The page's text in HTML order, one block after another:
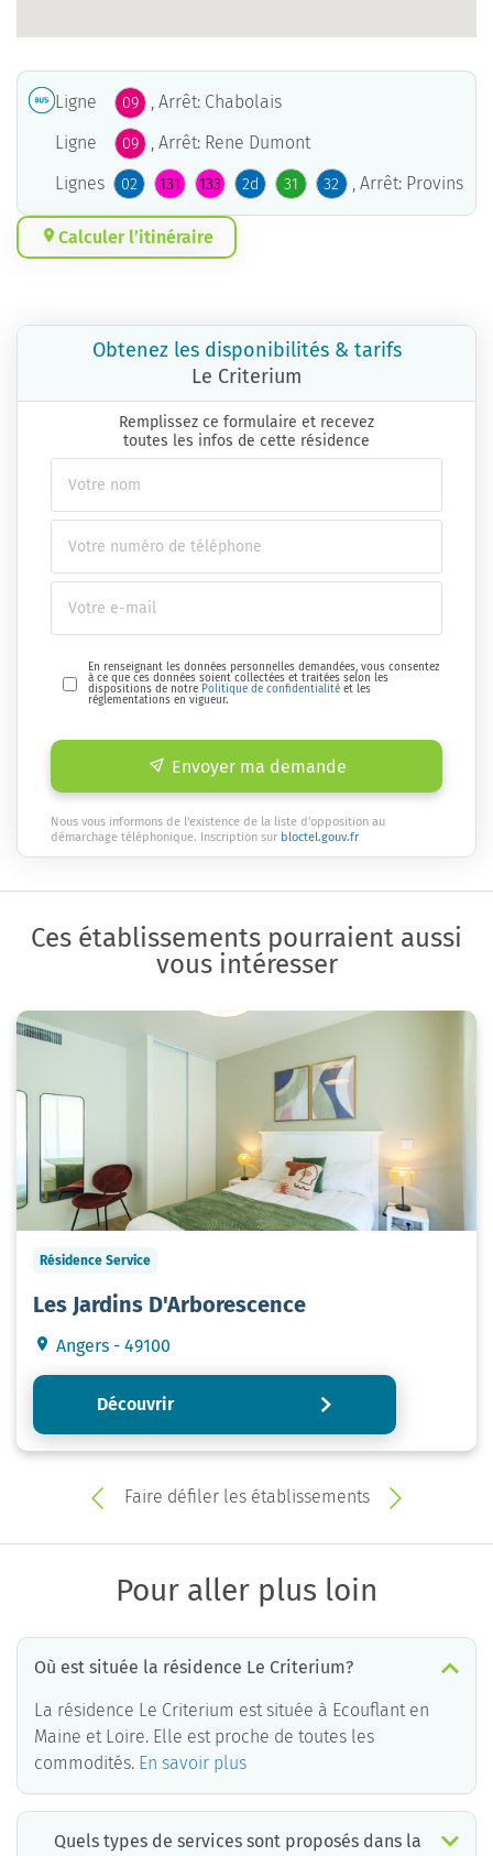
Ligne 09
, Arrêt: Chabolais
Ligne
09
, Arrêt: Rene Dumont
Lignes
02 131 133 2d 31 32 , Arrêt: Provins
Calculer l’itinéraire
Obtenez les disponibilités & tarifs
Le Criterium
Remplissez ce formulaire et recevez
toutes les infos de cette résidence
En renseignant les données personnelles demandées, vous consentez
à ce que ces données soient collectées et traitées selon les
dispositions de notre Politique de confidentialité et les
réglementations en vigueur.
Envoyer ma demande
Nous vous informons de l'existence de la liste d'opposition au
démarchage téléphonique. Inscription sur bloctel.gouv.fr
Ces établissements pourraient aussi
vous intéresser
Résidence Service
Les Jardins D'Arborescence
Angers - 49100
Découvrir
Faire défiler les établissements
Pour aller plus loin
Où est située la résidence Le Criterium?
La résidence Le Criterium est située à Ecouflant en
Maine et Loire. Elle est proche de toutes les
commodités. En savoir plus
Quels types de services sont proposés dans la